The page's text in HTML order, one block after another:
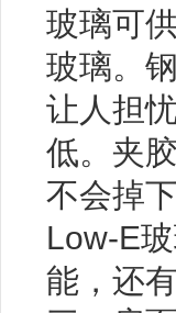
玻璃可
玻璃。
让人担
低。夹
不会掉
Low-E
能，还